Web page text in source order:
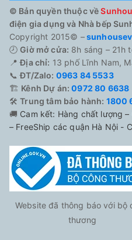
© Bản quyền thuộc về
điện gia dụng và Nhà bếp
Copyright 2015© –
🕗Giờ mở cửa: 8h sáng – 21h
📍Địa chỉ: 13 phố Lĩnh Nam,
📞ĐT/Zalo: 0963 84 5533
🏗️ Kênh Dự án: 0972 80 6638
🛠️Trung tâm bảo hành: 1800
🚚 Cam kết: Hàng chất lượng –
– FreeShip các quận Hà Nội -
Website đã thông báo với bộ
thương